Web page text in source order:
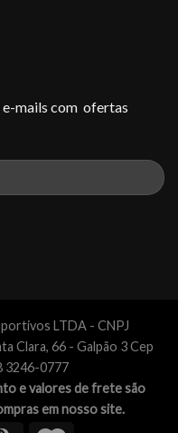
e-mails com ofertas
LTDA - CNPJ
Clara, 66 - Galpão 3 Cep
3246-0777
e valores de frete são
em nosso site.